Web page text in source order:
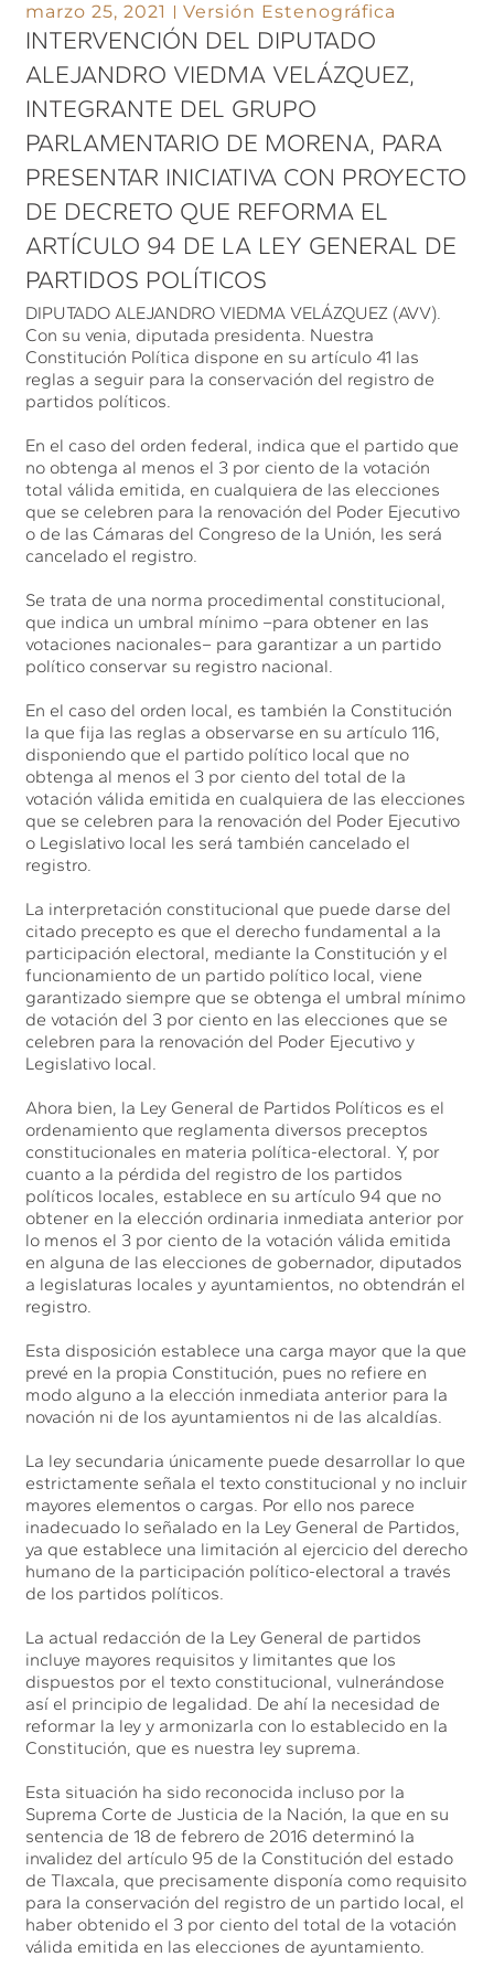
marzo 25, 2021 Versión Estenográfica
INTERVENCIÓN DEL DIPUTADO
ALEJANDRO VIEDMA VELÁZQUEZ,
INTEGRANTE DEL GRUPO
PARLAMENTARIO DE MORENA, PARA
PRESENTAR INICIATIVA CON PROYECTO
DE DECRETO QUE REFORMA EL
ARTÍCULO 94 DE LA LEY GENERAL DE
PARTIDOS POLÍTICOS
DIPUTADO ALEJANDRO VIEDMA VELÁZQUEZ (AVV).
Con su venia, diputada presidenta. Nuestra
Constitución Política dispone en su artículo 41 las
reglas a seguir para la conservación del registro de
partidos políticos.
En el caso del orden federal, indica que el partido que
no obtenga al menos el 3 por ciento de la votación
total válida emitida, en cualquiera de las elecciones
que se celebren para la renovación del Poder Ejecutivo
o de las Cámaras del Congreso de la Unión, les será
cancelado el registro.
Se trata de una norma procedimental constitucional,
que indica un umbral mínimo –para obtener en las
votaciones nacionales– para garantizar a un partido
político conservar su registro nacional.
En el caso del orden local, es también la Constitución
la que fija las reglas a observarse en su artículo 116,
disponiendo que el partido político local que no
obtenga al menos el 3 por ciento del total de la
votación válida emitida en cualquiera de las elecciones
que se celebren para la renovación del Poder Ejecutivo
o Legislativo local les será también cancelado el
registro.
La interpretación constitucional que puede darse del
citado precepto es que el derecho fundamental a la
participación electoral, mediante la Constitución y el
funcionamiento de un partido político local, viene
garantizado siempre que se obtenga el umbral mínimo
de votación del 3 por ciento en las elecciones que se
celebren para la renovación del Poder Ejecutivo y
Legislativo local.
Ahora bien, la Ley General de Partidos Políticos es el
ordenamiento que reglamenta diversos preceptos
constitucionales en materia política-electoral. Y, por
cuanto a la pérdida del registro de los partidos
políticos locales, establece en su artículo 94 que no
obtener en la elección ordinaria inmediata anterior por
lo menos el 3 por ciento de la votación válida emitida
en alguna de las elecciones de gobernador, diputados
a legislaturas locales y ayuntamientos, no obtendrán el
registro.
Esta disposición establece una carga mayor que la que
prevé en la propia Constitución, pues no refiere en
modo alguno a la elección inmediata anterior para la
novación ni de los ayuntamientos ni de las alcaldías.
La ley secundaria únicamente puede desarrollar lo que
estrictamente señala el texto constitucional y no incluir
mayores elementos o cargas. Por ello nos parece
inadecuado lo señalado en la Ley General de Partidos,
ya que establece una limitación al ejercicio del derecho
humano de la participación político-electoral a través
de los partidos políticos.
La actual redacción de la Ley General de partidos
incluye mayores requisitos y limitantes que los
dispuestos por el texto constitucional, vulnerándose
así el principio de legalidad. De ahí la necesidad de
reformar la ley y armonizarla con lo establecido en la
Constitución, que es nuestra ley suprema.
Esta situación ha sido reconocida incluso por la
Suprema Corte de Justicia de la Nación, la que en su
sentencia de 18 de febrero de 2016 determinó la
invalidez del artículo 95 de la Constitución del estado
de Tlaxcala, que precisamente disponía como requisito
para la conservación del registro de un partido local, el
haber obtenido el 3 por ciento del total de la votación
válida emitida en las elecciones de ayuntamiento.